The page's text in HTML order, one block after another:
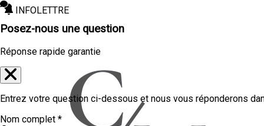
INFOLETTRE
Posez-nous une question
Réponse rapide garantie
Entrez votre question ci-dessous et nous vous réponderons
Nom complet *